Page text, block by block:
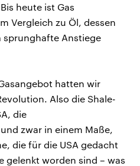
heute ist Gas
Vergleich zu Öl, dessen
sprunghafte Anstiege
hatten wir
Also die Shale-
die
zwar in einem Maße,
die für die USA gedacht
gelenkt worden sind – was